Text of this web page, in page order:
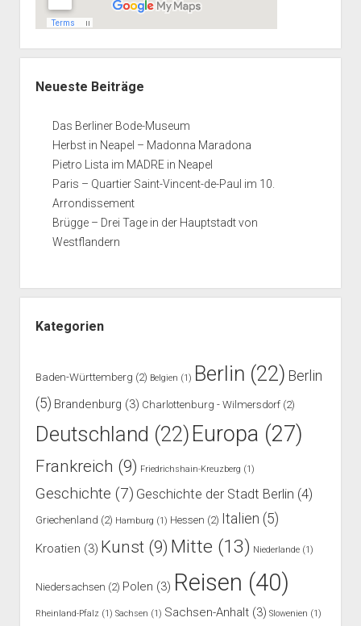
Neueste Beiträge
Das Berliner Bode-Museum
Herbst in Neapel – Madonna Maradona
Pietro Lista im MADRE in Neapel
Paris – Quartier Saint-Vincent-de-Paul im 10.
Arrondissement
Brügge – Drei Tage in der Hauptstadt von
Westflandern
Kategorien
Baden-Württemberg (2) Belgien (1) Berlin (22) Berlin
(5) Brandenburg (3) Charlottenburg - Wilmersdorf(2)
Deutschland (22) Europa (27)
Frankreich (9) Friedrichshain-Kreuzberg (1)
Geschichte (7) Geschichte der Stadt Berlin (4)
Griechenland (2) Hamburg (1) Hessen (2) Italien (5)
Kroatien (3) Kunst(9) Mitte (13) Niederlande(1)
Niedersachsen (2) Polen (3) Reisen (40)
Rheinland-Pfalz(1) Sachsen (1) Sachsen-Anhalt(3) Slowenien (1)